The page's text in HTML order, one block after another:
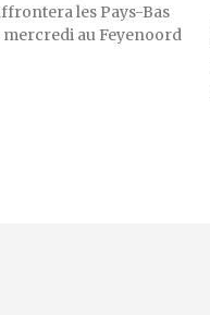
les Pays-Bas
mercredi au Feyenoord